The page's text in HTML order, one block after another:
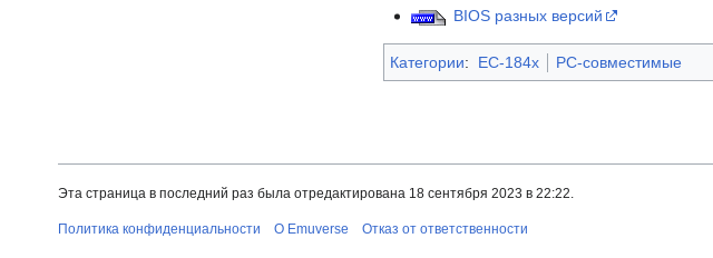
BIOS разных версий
Категории: ЕС-184x PC-совместимые
Эта страница в последний раз была отредактирована 18 сентября 2023 в 22:22.
Политика конфиденциальности О Emuverse Отказ от ответственности